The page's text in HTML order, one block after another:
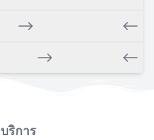
บริการ